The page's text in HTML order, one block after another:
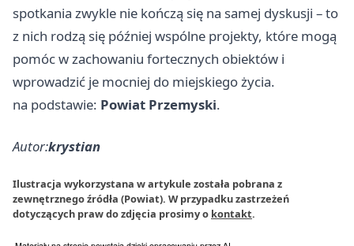
spotkania zwykle nie kończą się na samej dyskusji – to
z nich rodzą się później wspólne projekty, które mogą
pomóc w zachowaniu fortecznych obiektów i
wprowadzić je mocniej do miejskiego życia.
na podstawie: Powiat Przemyski.
Autor:krystian
Ilustracja wykorzystana w artykule została pobrana z
zewnętrznego źródła (Powiat). W przypadku zastrzeżeń
dotyczących praw do zdjęcia prosimy o kontakt.